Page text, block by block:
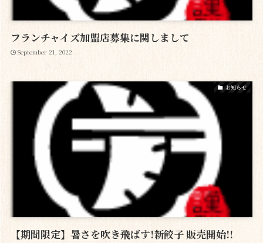
フランチャイズ加盟店募集に関しまして
September 21, 2022
お知らせ
【期間限定】暑さを吹き飛ばす!新餃子 販売開始!!